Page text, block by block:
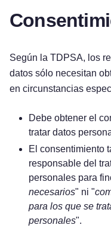
Según la TDPSA, los
datos sólo necesitan
en circunstancias
Debe obtener el
tratar datos
El consentimiento
responsable del
personales para
necesarios" ni "
para los que se
personales".